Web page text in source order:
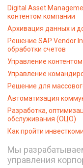
Digital Asset
контентом компании
Архивация данных и
Решение SAP Vendor
обработки счетов
Управление
Управление
Решение для
Автоматизация
Разработка,
обслуживания (ОЦО)
Как пройти
Мы
управления